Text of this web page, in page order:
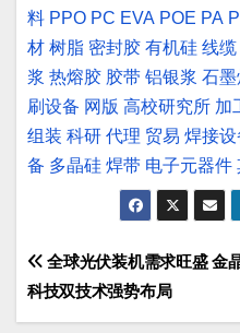
料 PPO PC EVA POE PA
材 树脂 密封胶 有机硅 线缆
浆 热熔胶 胶带 铝银浆 石墨
刷设备 网版 高校研究所 加
组装 科研 代理 贸易 焊接设
备 多晶硅 焊带 电子元器件
文
章
全球光伏装机需求旺盛 金
科技双技术强势布局